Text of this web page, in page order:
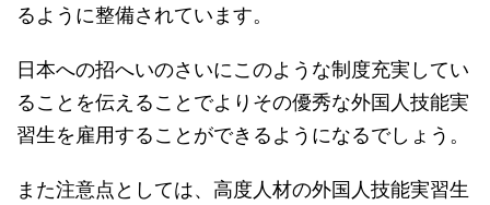
るように整備されています。
日本への招へいのさいにこのような制度充実してい
ることを伝えることでよりその優秀な外国人技能実
習生を雇用することができるようになるでしょう。
また注意点としては、高度人材の外国人技能実習生